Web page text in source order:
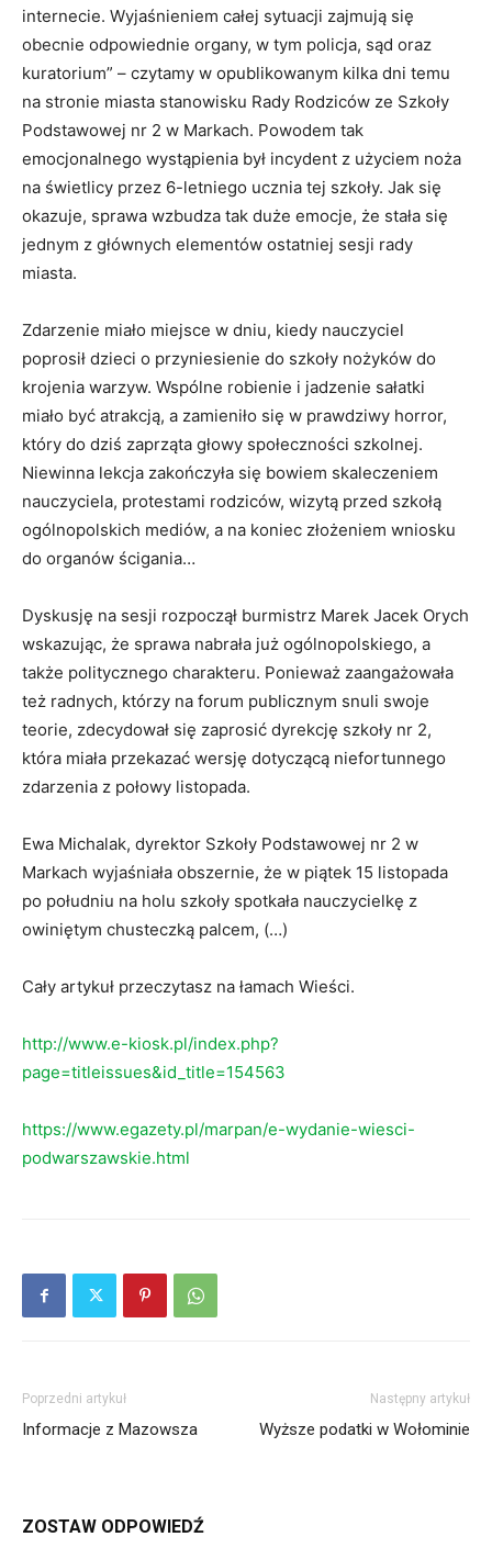
internecie. Wyjaśnieniem całej sytuacji zajmują się
obecnie odpowiednie organy, w tym policja, sąd oraz
kuratorium” – czytamy w opublikowanym kilka dni temu
na stronie miasta stanowisku Rady Rodziców ze Szkoły
Podstawowej nr 2 w Markach. Powodem tak
emocjonalnego wystąpienia był incydent z użyciem noża
na świetlicy przez 6-letniego ucznia tej szkoły. Jak się
okazuje, sprawa wzbudza tak duże emocje, że stała się
jednym z głównych elementów ostatniej sesji rady
miasta.
Zdarzenie miało miejsce w dniu, kiedy nauczyciel
poprosił dzieci o przyniesienie do szkoły nożyków do
krojenia warzyw. Wspólne robienie i jadzenie sałatki
miało być atrakcją, a zamieniło się w prawdziwy horror,
który do dziś zaprząta głowy społeczności szkolnej.
Niewinna lekcja zakończyła się bowiem skaleczeniem
nauczyciela, protestami rodziców, wizytą przed szkołą
ogólnopolskich mediów, a na koniec złożeniem wniosku
do organów ścigania…
Dyskusję na sesji rozpoczął burmistrz Marek Jacek Orych
wskazując, że sprawa nabrała już ogólnopolskiego, a
także politycznego charakteru. Ponieważ zaangażowała
też radnych, którzy na forum publicznym snuli swoje
teorie, zdecydował się zaprosić dyrekcję szkoły nr 2,
która miała przekazać wersję dotyczącą niefortunnego
zdarzenia z połowy listopada.
Ewa Michalak, dyrektor Szkoły Podstawowej nr 2 w
Markach wyjaśniała obszernie, że w piątek 15 listopada
po południu na holu szkoły spotkała nauczycielkę z
owiniętym chusteczką palcem, (…)
Cały artykuł przeczytasz na łamach Wieści.
http://www.e-kiosk.pl/index.php?
page=titleissues&id_title=154563
https://www.egazety.pl/marpan/e-wydanie-wiesci-
podwarszawskie.html
Poprzedni artykuł
Informacje z Mazowsza
Następny artykuł
Wyższe podatki w Wołominie
ZOSTAW ODPOWIEDŹ